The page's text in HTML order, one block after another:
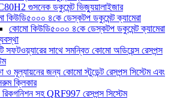
গুসনেক ডকুমেন্ট ভিজ্যুয়ালাইজার
কিউডি৫০০০ ৪কে ডেস্কটপ ডকুমেন্ট ক্যামেরা
কোমো কিউডি৫০০০ ৪কে ডেস্কটপ ডকুমেন্ট ক্যামেরা
সফটওয়্যারের সাথে সমন্বিত কোমো অডিয়েন্স রেসপন্স
ও মূল্যায়নের জন্য কোমো স্টুডেন্ট রেসপন্স সিস্টেম এবং
ক্লিকার
রিকগনিশন সহ QRF997 রেসপন্স সিস্টেম